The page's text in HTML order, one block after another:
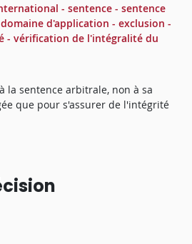
- sentence - sentence
d'application - exclusion -
- vérification de l'intégralité du
la sentence arbitrale, non à sa
que pour s'assurer de l'intégrité